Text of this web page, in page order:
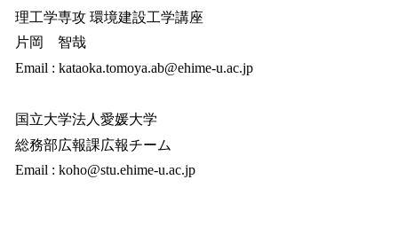
理工学専攻 環境建設工学講座
片岡 智哉
Email : kataoka.tomoya.ab@ehime-u.ac.jp
国立大学法人愛媛大学
総務部広報課広報チーム
Email : koho@stu.ehime-u.ac.jp